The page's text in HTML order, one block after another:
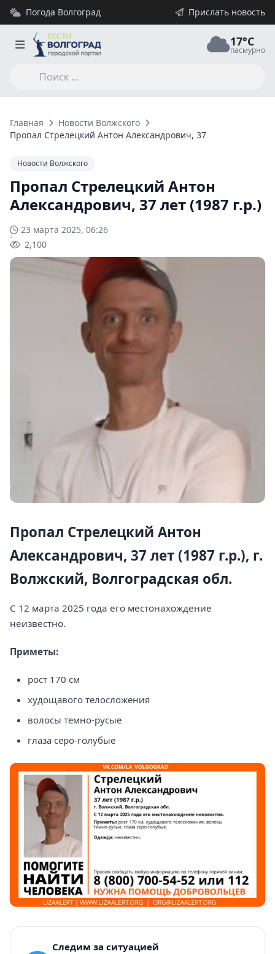
Погода Волгоград Прислать новость
17°C
пасмурно
Главная
Новости Волжского
Пропал Стрелецкий Антон Александрович, 37 лет (1987 г.р.)
Новости Волжского
Пропал Стрелецкий Антон
Александрович, 37 лет (1987 г.р.)
23 марта 2025, 06:26
2,100
Пропал Стрелецкий Антон
Александрович, 37 лет (1987 г.р.), г.
Волжский, Волгоградская обл.
С 12 марта 2025 года его местонахождение
неизвестно.
Приметы:
рост 170 см
худощавого телосложения
волосы темно-русые
глаза серо-голубые
Следим за ситуацией